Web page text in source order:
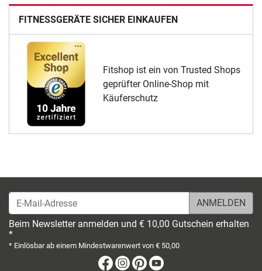
FITNESSGERÄTE SICHER EINKAUFEN
Fitshop ist ein von Trusted Shops
geprüfter Online-Shop mit
Käuferschutz
E-Mail-Adresse
Beim Newsletter anmelden und € 10,00 Gutschein erhalten
*
* Einlösbar ab einem Mindestwarenwert von € 50,00
Facebook
Instagram
Pinterest